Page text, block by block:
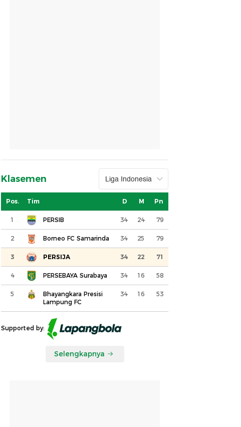
Klasemen
Pos. Tim D M Pn
1 PERSIB 34 24 79
2 Borneo FC Samarinda 34 25 79
3 PERSIJA 34 22 71
4 PERSEBAYA Surabaya 34 16 58
5
Bhayangkara Presisi
Lampung FC
34 16 53
Supported by:
Selengkapnya